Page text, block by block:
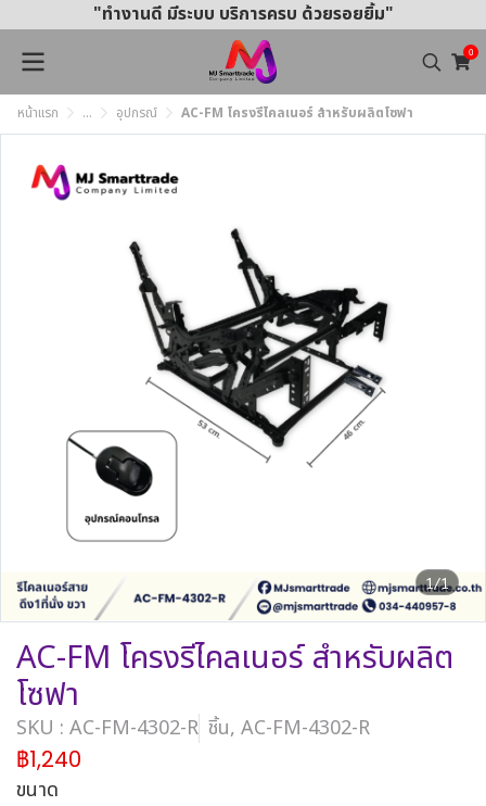
"ทำงานดี มีระบบ บริการครบ ด้วยรอยยิ้ม"
0
หน้าแรก ... อุปกรณ์ AC-FM โครงรีไคลเนอร์ สำหรับผลิตโซฟา
1/1
AC-FM โครงรีไคลเนอร์ สำหรับผลิต
โซฟา
SKU : AC-FM-4302-R ชิ้น, AC-FM-4302-R
฿1,240
ขนาด